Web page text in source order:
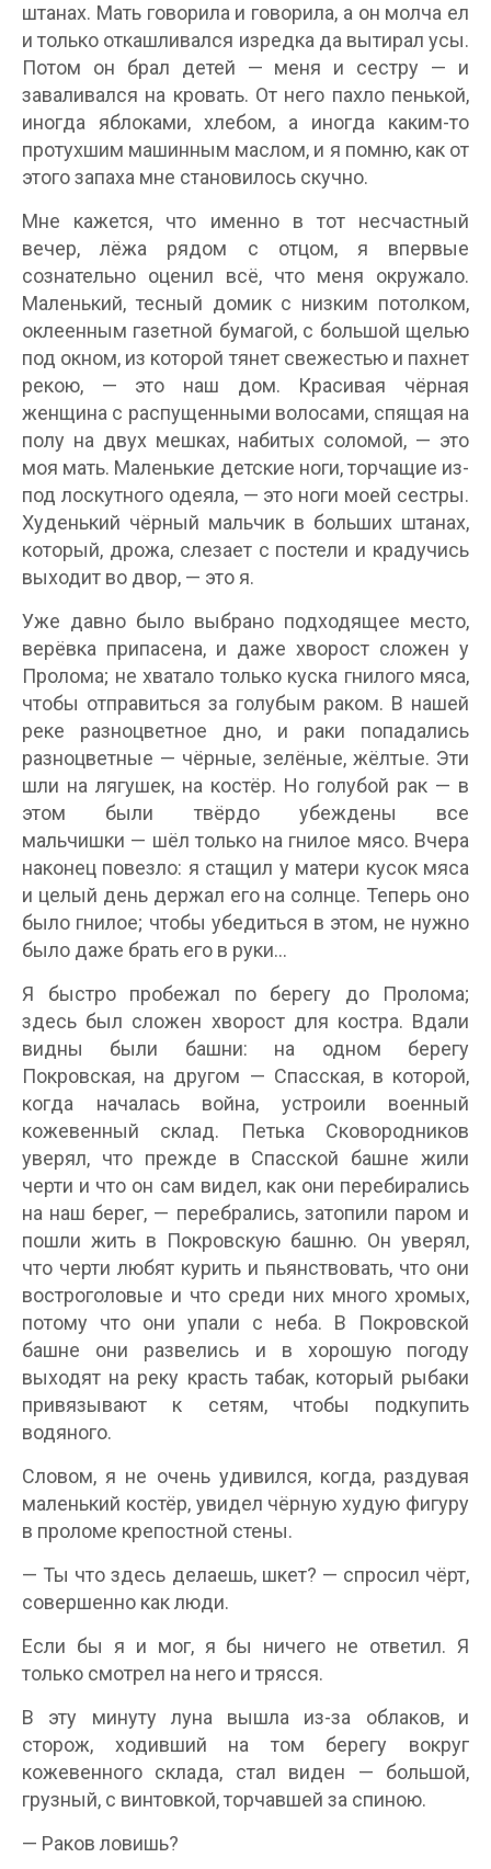
штанах. Мать говорила и говорила, а он молча ел
и только откашливался изредка да вытирал усы.
Потом он брал детей — меня и сестру — и
заваливался на кровать. От него пахло пенькой,
иногда яблоками, хлебом, а иногда каким-то
протухшим машинным маслом, и я помню, как от
этого запаха мне становилось скучно.
Мне кажется, что именно в тот несчастный
вечер, лёжа рядом с отцом, я впервые
сознательно оценил всё, что меня окружало.
Маленький, тесный домик с низким потолком,
оклеенным газетной бумагой, с большой щелью
под окном, из которой тянет свежестью и пахнет
рекою, — это наш дом. Красивая чёрная
женщина с распущенными волосами, спящая на
полу на двух мешках, набитых соломой, — это
моя мать. Маленькие детские ноги, торчащие из-
под лоскутного одеяла, — это ноги моей сестры.
Худенький чёрный мальчик в больших штанах,
который, дрожа, слезает с постели и крадучись
выходит во двор, — это я.
Уже давно было выбрано подходящее место,
верёвка припасена, и даже хворост сложен у
Пролома; не хватало только куска гнилого мяса,
чтобы отправиться за голубым раком. В нашей
реке разноцветное дно, и раки попадались
разноцветные — чёрные, зелёные, жёлтые. Эти
шли на лягушек, на костёр. Но голубой рак — в
этом были твёрдо убеждены все
мальчишки — шёл только на гнилое мясо. Вчера
наконец повезло: я стащил у матери кусок мяса
и целый день держал его на солнце. Теперь оно
было гнилое; чтобы убедиться в этом, не нужно
было даже брать его в руки…
Я быстро пробежал по берегу до Пролома;
здесь был сложен хворост для костра. Вдали
видны были башни: на одном берегу
Покровская, на другом — Спасская, в которой,
когда началась война, устроили военный
кожевенный склад. Петька Сковородников
уверял, что прежде в Спасской башне жили
черти и что он сам видел, как они перебирались
на наш берег, — перебрались, затопили паром и
пошли жить в Покровскую башню. Он уверял,
что черти любят курить и пьянствовать, что они
востроголовые и что среди них много хромых,
потому что они упали с неба. В Покровской
башне они развелись и в хорошую погоду
выходят на реку красть табак, который рыбаки
привязывают к сетям, чтобы подкупить
водяного.
Словом, я не очень удивился, когда, раздувая
маленький костёр, увидел чёрную худую фигуру
в проломе крепостной стены.
— Ты что здесь делаешь, шкет? — спросил чёрт,
совершенно как люди.
Если бы я и мог, я бы ничего не ответил. Я
только смотрел на него и трясся.
В эту минуту луна вышла из-за облаков, и
сторож, ходивший на том берегу вокруг
кожевенного склада, стал виден — большой,
грузный, с винтовкой, торчавшей за спиною.
— Раков ловишь?